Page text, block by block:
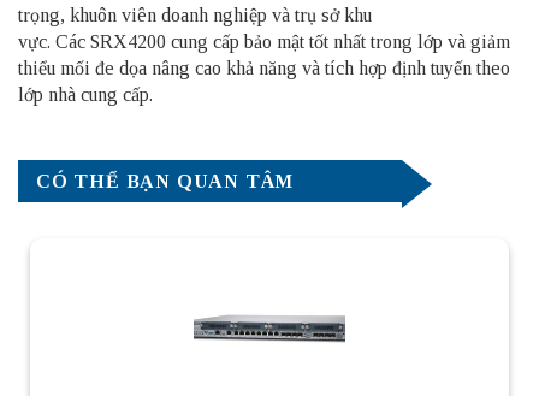
trọng, khuôn viên doanh nghiệp và trụ sở khu
vực. Các SRX4200 cung cấp bảo mật tốt nhất trong lớp và giảm
thiểu mối đe dọa nâng cao khả năng và tích hợp định tuyến theo
lớp nhà cung cấp.
CÓ THỂ BẠN QUAN TÂM